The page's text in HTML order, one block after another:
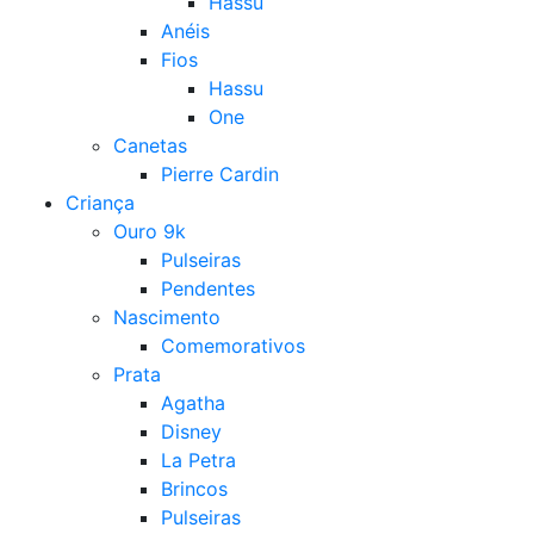
Anéis
Fios
Hassu
One
Canetas
Pierre Cardin
Criança
Ouro 9k
Pulseiras
Pendentes
Nascimento
Comemorativos
Prata
Agatha
Disney
La Petra
Brincos
Pulseiras